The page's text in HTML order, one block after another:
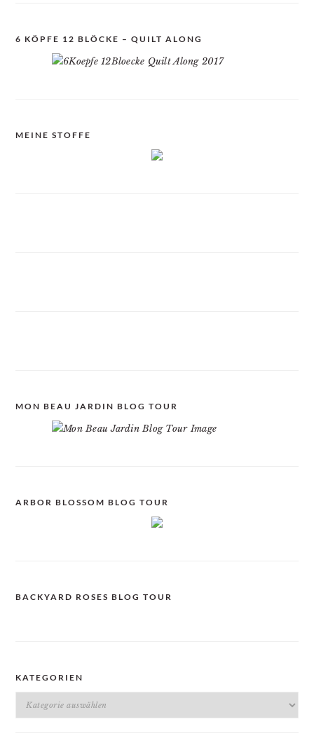
6 KÖPFE 12 BLÖCKE – QUILT ALONG
MEINE STOFFE
MON BEAU JARDIN BLOG TOUR
ARBOR BLOSSOM BLOG TOUR
BACKYARD ROSES BLOG TOUR
KATEGORIEN
Kategorien